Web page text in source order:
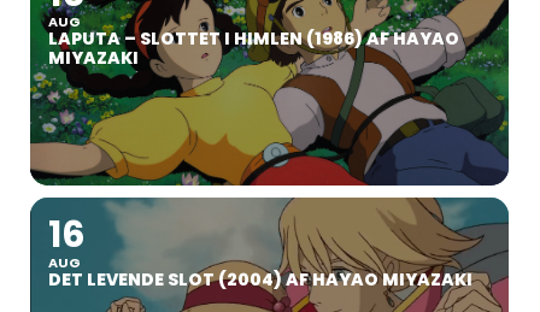
AUG
LAPUTA – SLOTTET I HIMLEN (1986) AF HAYAO
MIYAZAKI
16
AUG
DET LEVENDE SLOT (2004) AF HAYAO MIYAZAKI